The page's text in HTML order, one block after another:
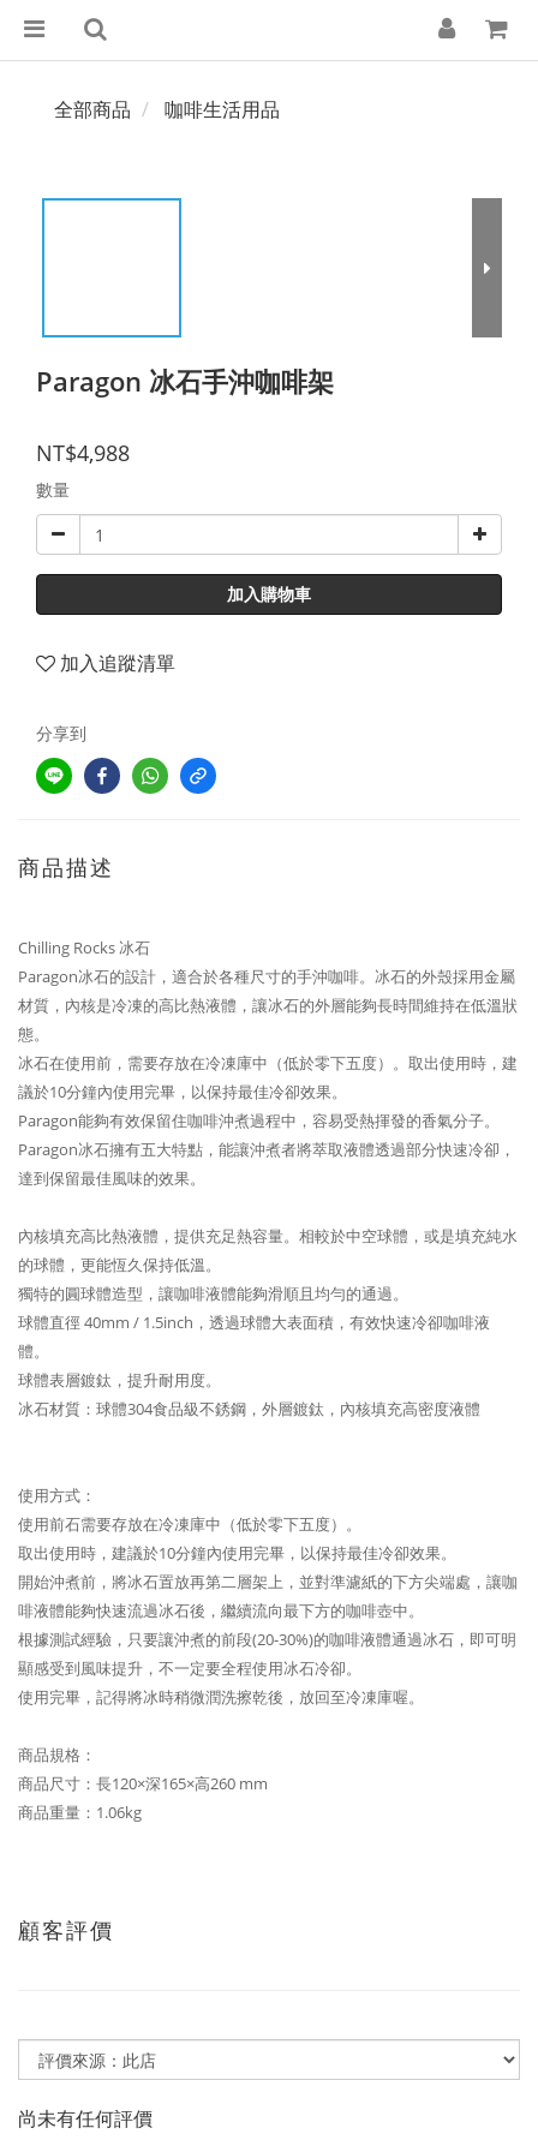
全部商品 咖啡生活用品
Paragon 冰石手沖咖啡架
NT$4,988
數量
加入購物車
加入追蹤清單
分享到
商品描述
Chilling Rocks 冰石
Paragon冰石的設計，適合於各種尺寸的手沖咖啡。冰石的外殼採用金屬
材質，內核是冷凍的高比熱液體，讓冰石的外層能夠長時間維持在低溫狀
態。
冰石在使用前，需要存放在冷凍庫中（低於零下五度）。取出使用時，建
議於10分鐘內使用完畢，以保持最佳冷卻效果。
Paragon能夠有效保留住咖啡沖煮過程中，容易受熱揮發的香氣分子。
Paragon冰石擁有五大特點，能讓沖煮者將萃取液體透過部分快速冷卻，
達到保留最佳風味的效果。
內核填充高比熱液體，提供充足熱容量。相較於中空球體，或是填充純水
的球體，更能恆久保持低溫。
獨特的圓球體造型，讓咖啡液體能夠滑順且均勻的通過。
球體直徑 40mm / 1.5inch，透過球體大表面積，有效快速冷卻咖啡液
體。
球體表層鍍鈦，提升耐用度。
冰石材質：球體304食品級不銹鋼，外層鍍鈦，內核填充高密度液體
使用方式：
使用前石需要存放在冷凍庫中（低於零下五度）。
取出使用時，建議於10分鐘內使用完畢，以保持最佳冷卻效果。
開始沖煮前，將冰石置放再第二層架上，並對準濾紙的下方尖端處，讓咖
啡液體能夠快速流過冰石後，繼續流向最下方的咖啡壺中。
根據測試經驗，只要讓沖煮的前段(20-30%)的咖啡液體通過冰石，即可明
顯感受到風味提升，不一定要全程使用冰石冷卻。
使用完畢，記得將冰時稍微潤洗擦乾後，放回至冷凍庫喔。
商品規格：
商品尺寸：長120×深165×高260 mm
商品重量：1.06kg
顧客評價
尚未有任何評價